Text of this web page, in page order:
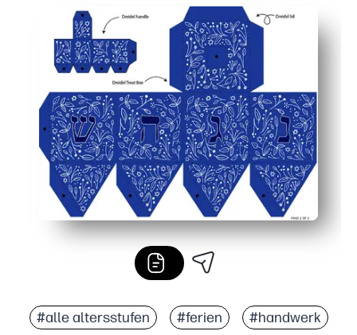
In wenigen Minuten fertig — einfach auf Karton
Fesselt Kinder beim Basteln und trainiert gleichzeitig
Perfekt für Feierlichkeiten im Klassenzimmer, als
Budgetfreundlich und übersichtlich — verwenden Sie
#alle altersstufen #ferien #handwerk